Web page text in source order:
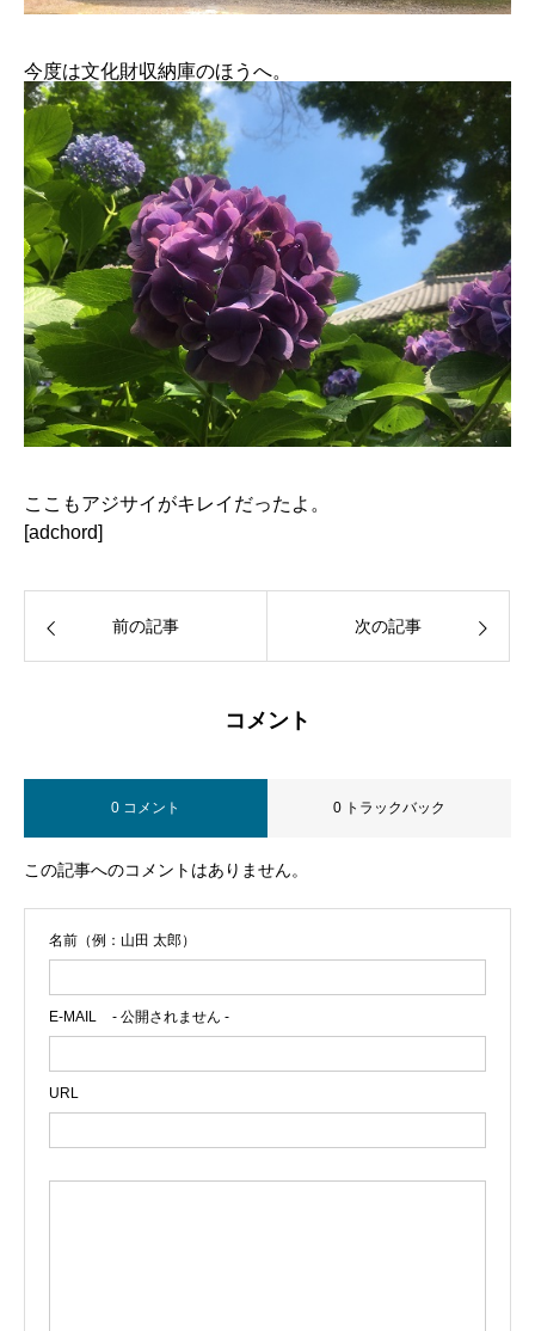
今度は文化財収納庫のほうへ。
ここもアジサイがキレイだったよ。
[adchord]
前の記事 次の記事
コメント
0 コメント 0 トラックバック
この記事へのコメントはありません。
名前（例：山田 太郎）
E-MAIL - 公開されません -
URL